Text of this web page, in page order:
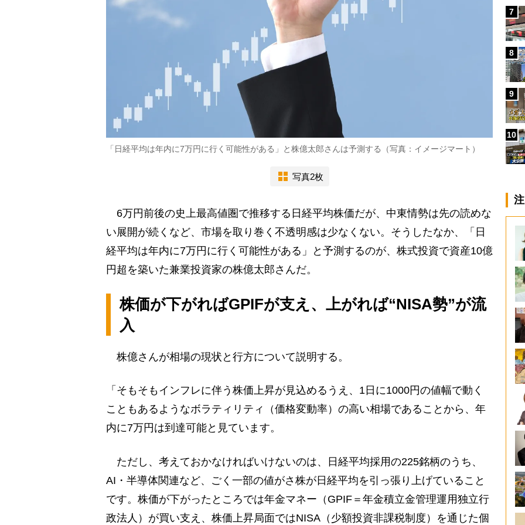
「日経平均は年内に7万円に行く可能性がある」と株億太郎さんは予測する（写真：イメージマート）
写真2枚
6万円前後の史上最高値圏で推移する日経平均株価だが、中東情勢は先の読めな
い展開が続くなど、市場を取り巻く不透明感は少なくない。そうしたなか、「日
経平均は年内に7万円に行く可能性がある」と予測するのが、株式投資で資産10億
円超を築いた兼業投資家の株億太郎さんだ。
株価が下がればGPIFが支え、上がれば“NISA勢”が流
入
株億さんが相場の現状と行方について説明する。
「そもそもインフレに伴う株価上昇が見込めるうえ、1日に1000円の値幅で動く
こともあるようなボラティリティ（価格変動率）の高い相場であることから、年
内に7万円は到達可能と見ています。
ただし、考えておかなければいけないのは、日経平均採用の225銘柄のうち、
AI・半導体関連など、ごく一部の値がさ株が日経平均を引っ張り上げていること
です。株価が下がったところでは年金マネー（GPIF＝年金積立金管理運用独立行
政法人）が買い支え、株価上昇局面ではNISA（少額投資非課税制度）を通じた個
7
8
9
10